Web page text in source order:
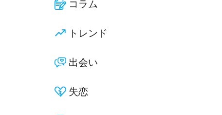
コラム
トレンド
出会い
失恋